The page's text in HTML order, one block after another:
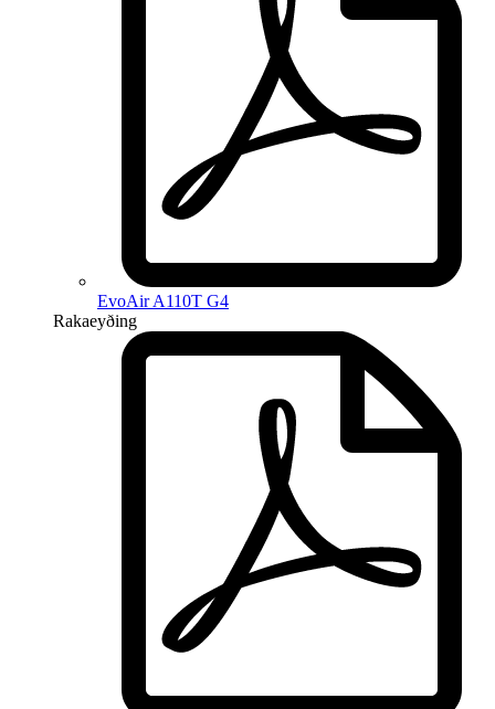
EvoAir A110T G4
Rakaeyðing